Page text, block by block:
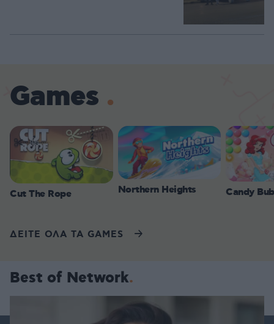
Games
Cut The Rope Northern Heights Candy
ΔΕΙΤΕ ΟΛΑ ΤΑ GAMES
Best of Network